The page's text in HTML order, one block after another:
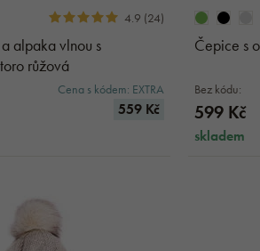
pro volný čas
bačkory
A LETNÍ OBUV
4.9 (24)
alpaka vlnou s
růžová
Cena s kódem: EXTRA
559 Kč
Čepice s
Bez kódu:
599 Kč
skladem